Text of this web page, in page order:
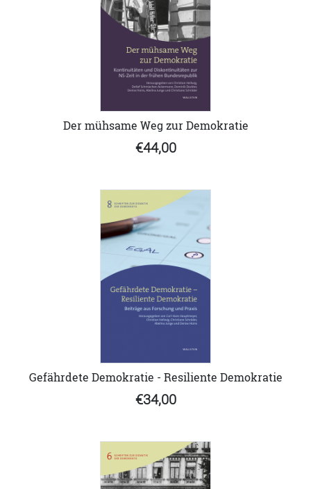
Der mühsame Weg zur Demokratie
€44,00
Gefährdete Demokratie - Resiliente Demokratie
€34,00